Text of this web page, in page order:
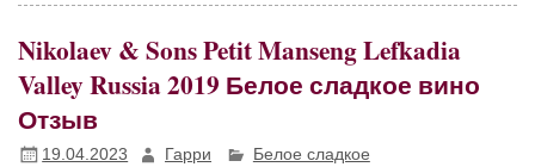
Nikolaev & Sons Petit Manseng Lefkadia
Valley Russia 2019 Белое сладкое вино
Отзыв
19.04.2023 Гарри Белое сладкое